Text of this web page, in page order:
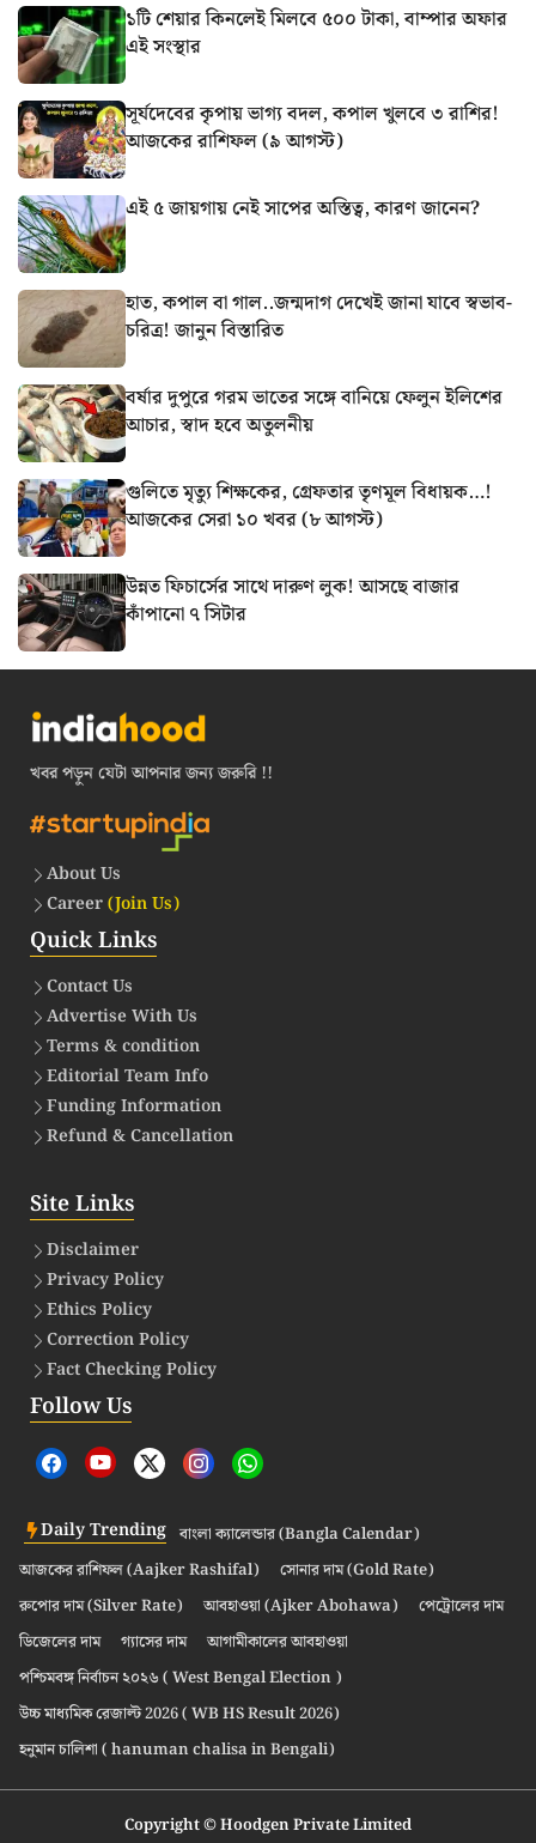
১টি শেয়ার কিনলেই মিলবে ৫০০ টাকা, বাম্পার অফার
এই সংস্থার
সূর্যদেবের কৃপায় ভাগ্য বদল, কপাল খুলবে ৩ রাশির!
আজকের রাশিফল (৯ আগস্ট)
এই ৫ জায়গায় নেই সাপের অস্তিত্ব, কারণ জানেন?
হাত, কপাল বা গাল..জন্মদাগ দেখেই জানা যাবে স্বভাব-
চরিত্র! জানুন বিস্তারিত
বর্ষার দুপুরে গরম ভাতের সঙ্গে বানিয়ে ফেলুন ইলিশের
আচার, স্বাদ হবে অতুলনীয়
গুলিতে মৃত্যু শিক্ষকের, গ্রেফতার তৃণমূল বিধায়ক…!
আজকের সেরা ১০ খবর (৮ আগস্ট)
উন্নত ফিচার্সের সাথে দারুণ লুক! আসছে বাজার
কাঁপানো ৭ সিটার
খবর পড়ুন যেটা আপনার জন্য জরুরি !!
About Us
Career(Join Us)
Quick Links
Contact Us
Advertise With Us
Terms & condition
Editorial Team Info
Funding Information
Refund & Cancellation
Site Links
Disclaimer
Privacy Policy
Ethics Policy
Correction Policy
Fact Checking Policy
Follow Us
Daily Trending বাংলা ক্যালেন্ডার (Bangla Calendar)
আজকের রাশিফল (Aajker Rashifal)
সোনার দাম (Gold Rate)
রুপোর দাম (Silver Rate)
আবহাওয়া (Ajker Abohawa)
পেট্রোলের দাম
ডিজেলের দাম
গ্যাসের দাম
আগামীকালের আবহাওয়া
পশ্চিমবঙ্গ নির্বাচন ২০২৬ ( West Bengal Election )
উচ্চ মাধ্যমিক রেজাল্ট 2026 ( WB HS Result 2026)
হনুমান চালিশা ( hanuman chalisa in Bengali)
Copyright © Hoodgen Private Limited